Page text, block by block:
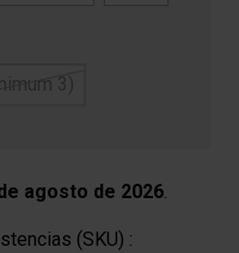
3)
agosto de 2026.
(SKU) :